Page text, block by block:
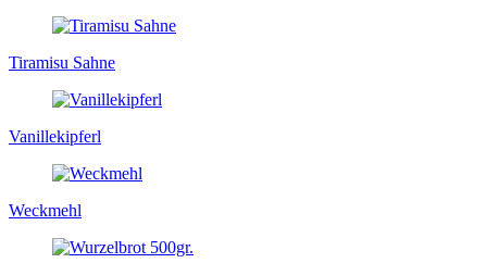
Tiramisu Sahne
Vanillekipferl
Weckmehl